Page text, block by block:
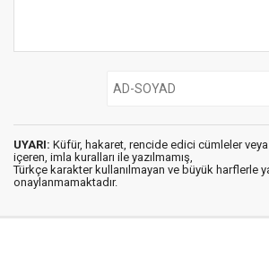
UYARI: Küfür, hakaret, rencide edici cümleler veya
içeren, imla kuralları ile yazılmamış,
Türkçe karakter kullanılmayan ve büyük harflerle
onaylanmamaktadır.